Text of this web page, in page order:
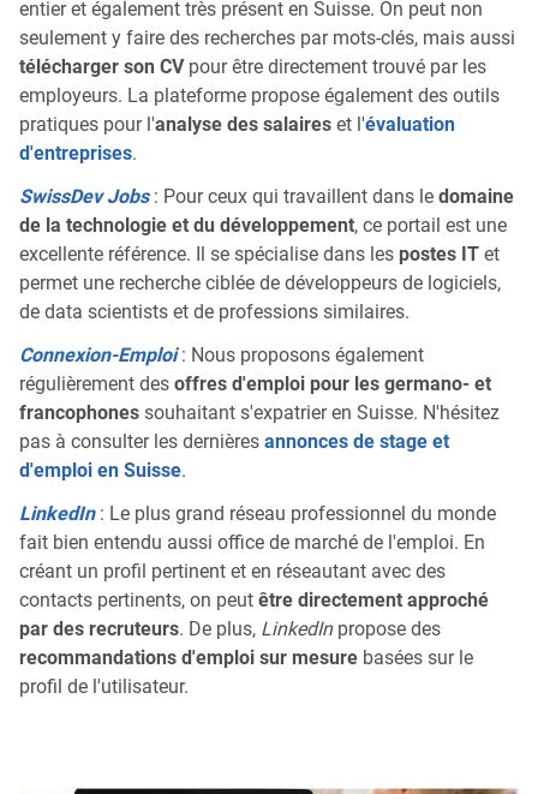
entier et également très présent en Suisse. On peut non
seulement y faire des recherches par mots-clés, mais aussi
télécharger son CVpour être directement trouvé par les
employeurs. La plateforme propose également des outils
pratiques pour l'analyse des salaires et l'évaluation
d'entreprises.
SwissDev Jobs: Pour ceux qui travaillent dans le domaine
de la technologie et du développement, ce portail est une
excellente référence. Il se spécialise dans les postes IT et
permet une recherche ciblée de développeurs de logiciels,
de data scientists et de professions similaires.
Connexion-Emploi: Nous proposons également
régulièrement des offres d'emploi pour les germano- et
francophones souhaitant s'expatrier en Suisse. N'hésitez
pas à consulter les dernières annonces de stage et
d'emploi en Suisse.
LinkedIn: Le plus grand réseau professionnel du monde
fait bien entendu aussi office de marché de l'emploi. En
créant un profil pertinent et en réseautant avec des
contacts pertinents, on peut être directement approché
par des recruteurs. De plus, LinkedInpropose des
recommandations d'emploi sur mesure basées sur le
profil de l'utilisateur.